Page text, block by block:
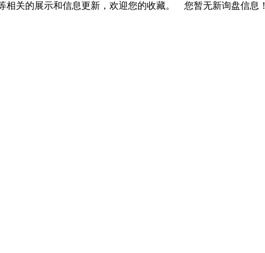
相关的展示和信息更新，欢迎您的收藏。 您暂无新询盘信息！